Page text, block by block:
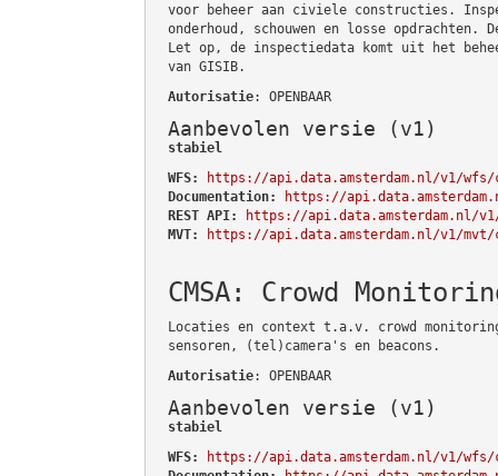
voor beheer aan civiele constructies.
onderhoud, schouwen en losse opdrachten.
Let op, de inspectiedata komt uit het
van GISIB.
Autorisatie: OPENBAAR
Aanbevolen versie (v1)
stabiel
WFS:
https://api.data.amsterdam.nl/v1/
Documentation:
https://
REST API:
https://api.data.amsterdam.nl/
MVT:
https://api.data.amsterdam.nl/v1/
CMSA: Crowd
Locaties en context t.a.v. crowd
sensoren, (tel)camera's en beacons.
Autorisatie: OPENBAAR
Aanbevolen versie (v1)
stabiel
WFS:
https://api.data.amsterdam.nl/v1/wfs/